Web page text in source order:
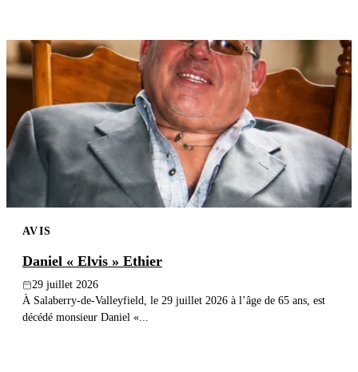
AVIS
Daniel « Elvis » Ethier
29 juillet 2026
À Salaberry-de-Valleyfield, le 29 juillet 2026 à l’âge de 65 ans, est
décédé monsieur Daniel «...